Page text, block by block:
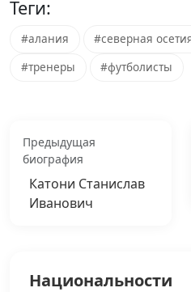
Теги:
#алания #северная
#тренеры
#футболисты
Предыдущая
биография
Катони Станислав
Иванович
Национальности